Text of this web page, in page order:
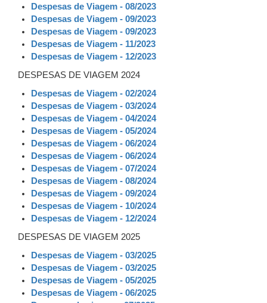
Despesas de Viagem - 08/2023
Despesas de Viagem - 09/2023
Despesas de Viagem - 09/2023
Despesas de Viagem - 11/2023
Despesas de Viagem - 12/2023
DESPESAS DE VIAGEM 2024
Despesas de Viagem - 02/2024
Despesas de Viagem - 03/2024
Despesas de Viagem - 04/2024
Despesas de Viagem - 05/2024
Despesas de Viagem - 06/2024
Despesas de Viagem - 06/2024
Despesas de Viagem - 07/2024
Despesas de Viagem - 08/2024
Despesas de Viagem - 09/2024
Despesas de Viagem - 10/2024
Despesas de Viagem - 12/2024
DESPESAS DE VIAGEM 2025
Despesas de Viagem - 03/2025
Despesas de Viagem - 03/2025
Despesas de Viagem - 05/2025
Despesas de Viagem - 06/2025